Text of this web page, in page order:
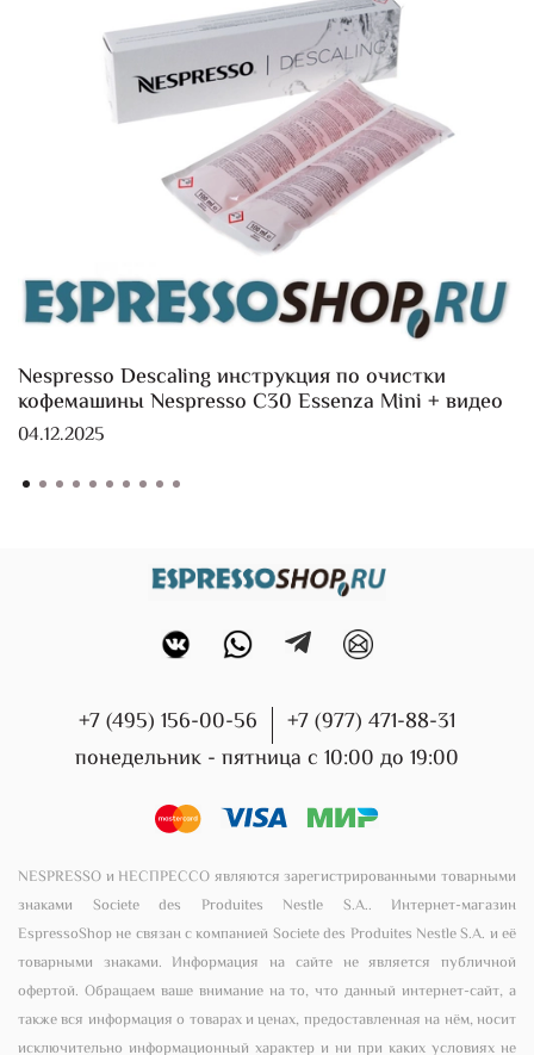
Nespresso Descaling инструкция по очистки
кофемашины Nespresso C30 Essenza Mini + видео
04.12.2025
+7 (495) 156-00-56
+7 (977) 471-88-31
понедельник - пятница с 10:00 до 19:00
NESPRESSO и НЕСПРЕССО являются зарегистрированными товарными
знаками Societe des Produites Nestle S.A.. Интернет-магазин
EspressoShop не связан с компанией Societe des Produites Nestle S.A. и её
товарными знаками. Информация на сайте не является публичной
офертой. Обращаем ваше внимание на то, что данный интернет-сайт, а
также вся информация о товарах и ценах, предоставленная на нём, носит
исключительно информационный характер и ни при каких условиях не